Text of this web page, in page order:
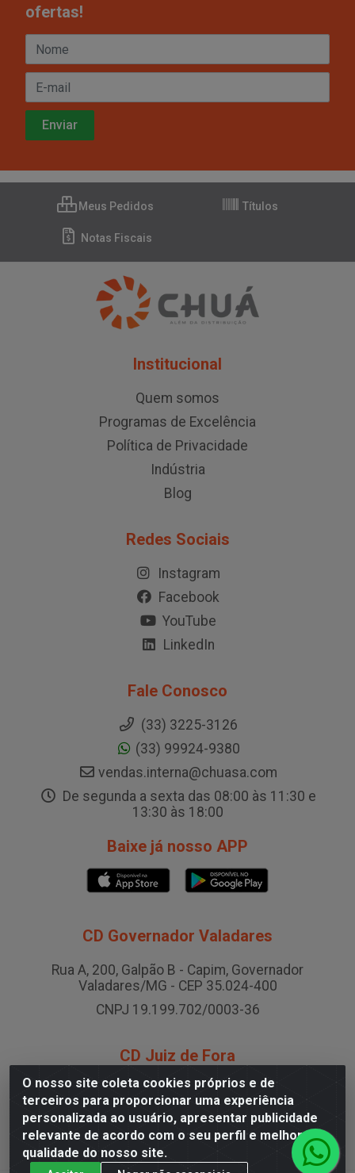
O nosso site coleta cookies próprios e de
terceiros para proporcionar uma experiência
personalizada ao usuário, apresentar publicidade
relevante de acordo com o seu perfil e melhorar a
qualidade do nosso site.
ofertas!
Meus Pedidos Títulos
Notas Fiscais
Institucional
Quem somos
Programas de Excelência
Política de Privacidade
Indústria
Blog
Redes Sociais
Instagram
Facebook
YouTube
LinkedIn
Fale Conosco
(33) 3225-3126
(33) 99924-9380
vendas.interna@chuasa.com
De segunda a sexta das 08:00 às 11:30 e
13:30 às 18:00
Baixe já nosso APP
CD Governador Valadares
Rua A, 200, Galpão B - Capim, Governador
Valadares/MG - CEP 35.024-400
CNPJ 19.199.702/0003-36
CD Juiz de Fora
Rodovia BR-040 , Nº 0, Área B2 Condominio Brasil
LOG - São Pedro, Juiz de Fora/MG
CNPJ 19.199.702/0005-06